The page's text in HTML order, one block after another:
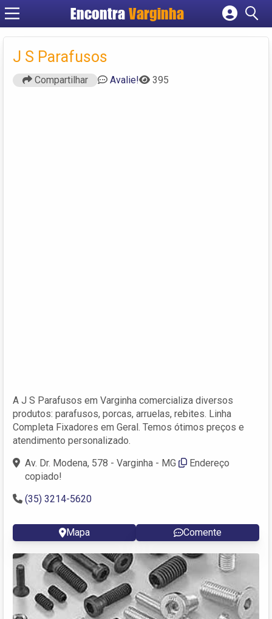
EncontraVarginha
Cadastrar empresa
J S Parafusos
Compartilhar Avalie! 395
A J S Parafusos em Varginha comercializa diversos
produtos: parafusos, porcas, arruelas, rebites. Linha
Completa Fixadores em Geral. Temos ótimos preços e
atendimento personalizado.
Av. Dr. Modena, 578 - Varginha - MG
Endereço
copiado!
(35) 3214-5620
Mapa Comente